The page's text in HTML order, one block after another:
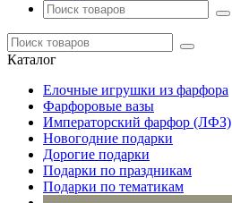
Каталог
Елочные игрушки из фарфора
Фарфоровые вазы
Императорский фарфор (ЛФЗ)
Новогодние подарки
Дорогие подарки
Подарки по праздникам
Подарки по тематикам